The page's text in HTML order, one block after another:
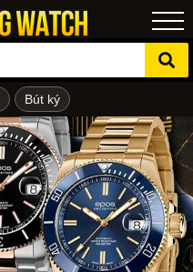
Bút ký